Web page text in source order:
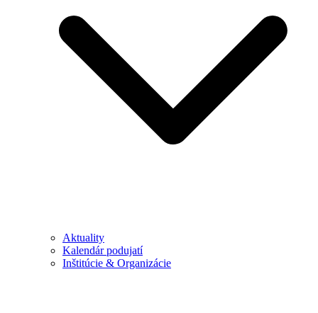
Aktuality
Kalendár podujatí
Inštitúcie & Organizácie